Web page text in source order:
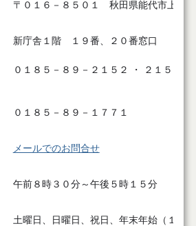
〒０１６－８５０１ 秋田県能代市上町
新庁舎１階 １９番、２０番窓口
０１８５－８９－２１５２ ・ ２１５３
０１８５－８９－１７７１
メールでのお問合せ
午前８時３０分～午後５時１５分
土曜日、日曜日、祝日、年末年始（１２